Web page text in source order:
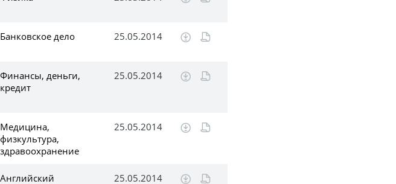
Банковское дело 25.05.2014
Финансы, деньги,
кредит
25.05.2014
Медицина,
физкультура,
здравоохранение
25.05.2014
Английский 25.05.2014